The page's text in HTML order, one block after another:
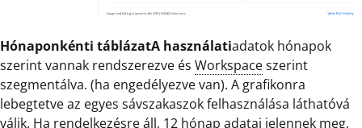
Hónaponkénti táblázatA használatiadatok hónapok
szerint vannak rendszerezve és Workspaceszerint
szegmentálva. (ha engedélyezve van). A grafikonra
lebegtetve az egyes sávszakaszok felhasználása láthatóvá
válik. Ha rendelkezésre áll, 12 hónap adatai jelennek meg.